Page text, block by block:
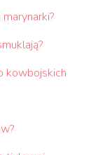
kowbojskich